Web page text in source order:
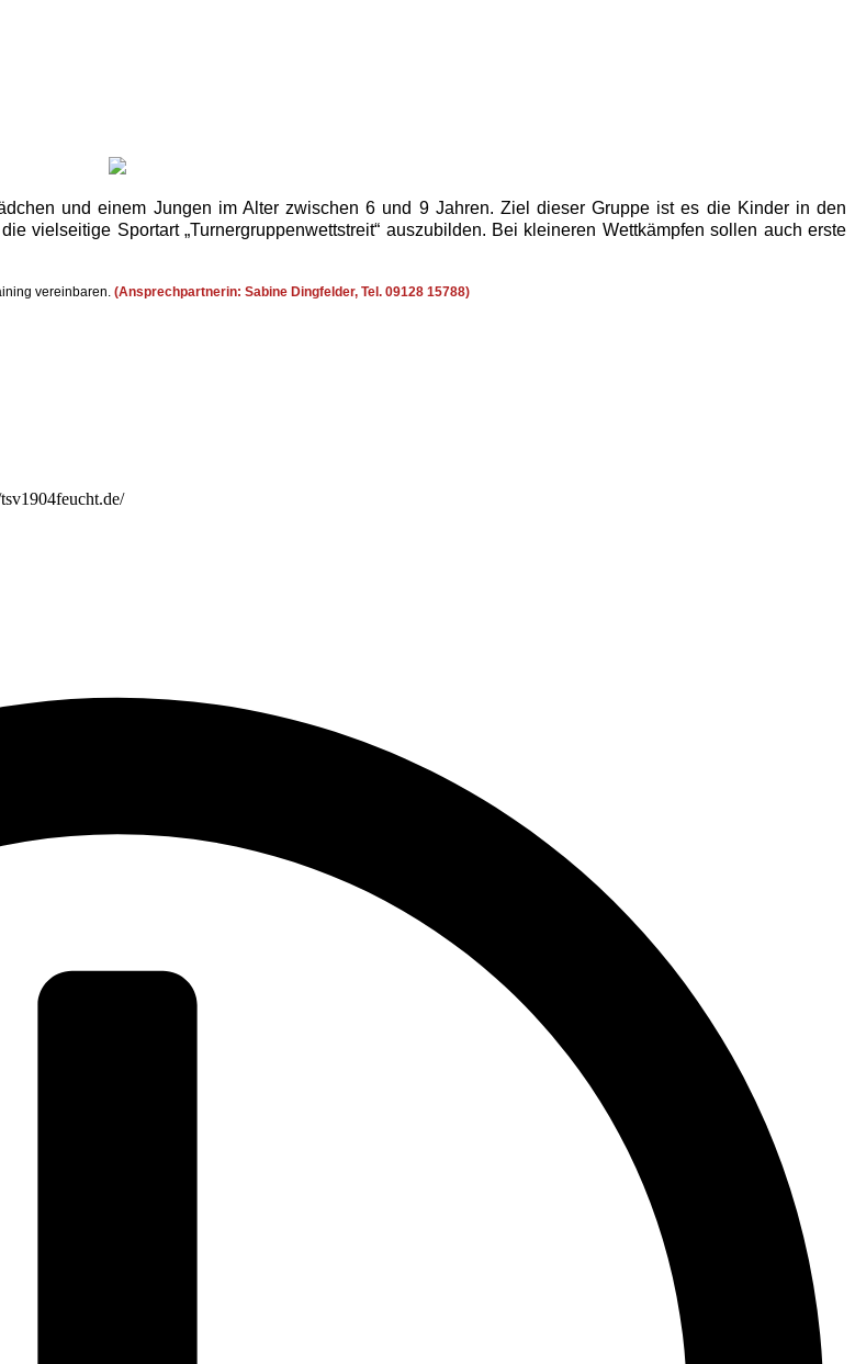
und einem Jungen im Alter zwischen 6 und 9 Jahren. Ziel dieser Gruppe ist es die Kinder in den
vielseitige Sportart „Turnergruppenwettstreit“ auszubilden. Bei kleineren Wettkämpfen sollen auch erste
vereinbaren. (Ansprechpartnerin: Sabine Dingfelder, Tel. 09128 15788)